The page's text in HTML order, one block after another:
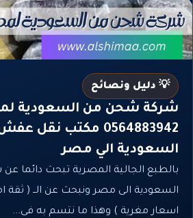
💡 دليل ونصائح
شركة شحن من السعودية
0564883942 مكتب نقل
السعودية الي مصر
بالطبع الجالية المصرية تبحث دائما
السعودية الى مصر ونبحث عن الــ (
اسعار مغرية ) وهذا ما نتسم به فى...